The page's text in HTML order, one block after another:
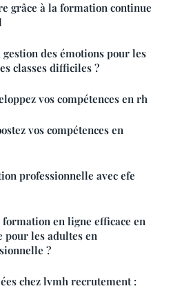
grâce à la formation continue
des émotions pour les
classes difficiles ?
vos compétences en rh
vos compétences en
professionnelle avec efe
en ligne efficace en
pour les adultes en
?
chez lvmh recrutement :